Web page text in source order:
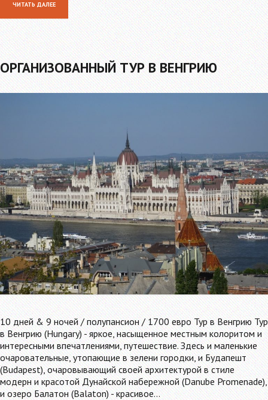
ЧИТАТЬ ДАЛЕЕ
ОРГАНИЗОВАННЫЙ ТУР В ВЕНГРИЮ
10 дней & 9 ночей / полупансион / 1700 евро Тур в Венгрию Тур
в Венгрию (Hungary) - яркое, насыщенное местным колоритом и
интересными впечатлениями, путешествие. Здесь и маленькие
очаровательные, утопающие в зелени городки, и Будапешт
(Budapest), очаровывающий своей архитектурой в стиле
модерн и красотой Дунайской набережной (Danube Promenade),
и озеро Балатон (Balaton) - красивое…